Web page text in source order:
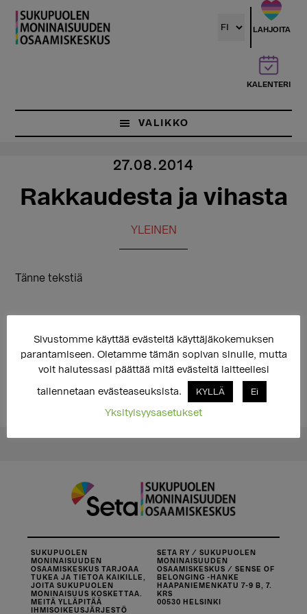
Hyppää
pääsisältöön
LAHJOITA
KALENTERI
VALIKKO
27.08.2014
Rakkaudesta ja vihasta
YLEINEN
Tänne tekstiä
SUKUPUOLEN
MONINAISUUDEN
OSAAMISKESKUS TARJOAA
TUKEA JA TIETOA KAIKILLE,
JOITA SUKUPUOLEN
MONINAISUUS KOSKETTAA.
MEITÄ YLLÄPITÄÄ
IHMISOIKEUSJÄRJESTÖ
SETA RY / SUKUPUOLEN
MONINAISUUDEN
OSAAMISKESKUS / SENSE OF
BELONGING -HANKE
HAAPANIEMENKATU 7-9 B, 7.
KRS
00530 HELSINKI
Sivustomme käyttää evästeitä käyttäjäkokemuksen
parantamiseen. Oletamme tämän sopivan sinulle, mutta
voit halutessasi päättää mitä evästeitä laitteellesi
tallennetaan evästeaseuksista. KYLLÄ Ei
Yksityisyysasetukset